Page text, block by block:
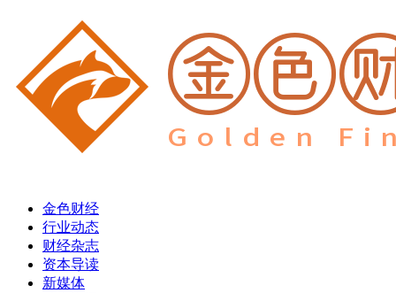
金色财经
行业动态
财经杂志
资本导读
新媒体